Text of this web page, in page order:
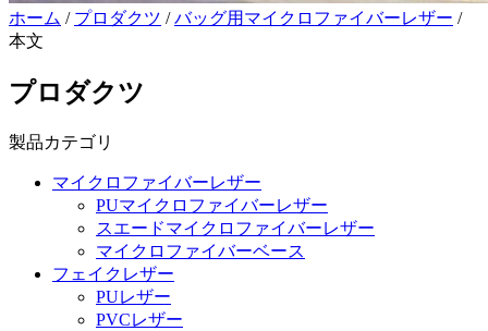
ホーム / プロダクツ /バッグ用マイクロファイバーレザー /
本文
プロダクツ
製品カテゴリ
マイクロファイバーレザー
PUマイクロファイバーレザー
スエードマイクロファイバーレザー
マイクロファイバーベース
フェイクレザー
PUレザー
PVCレザー